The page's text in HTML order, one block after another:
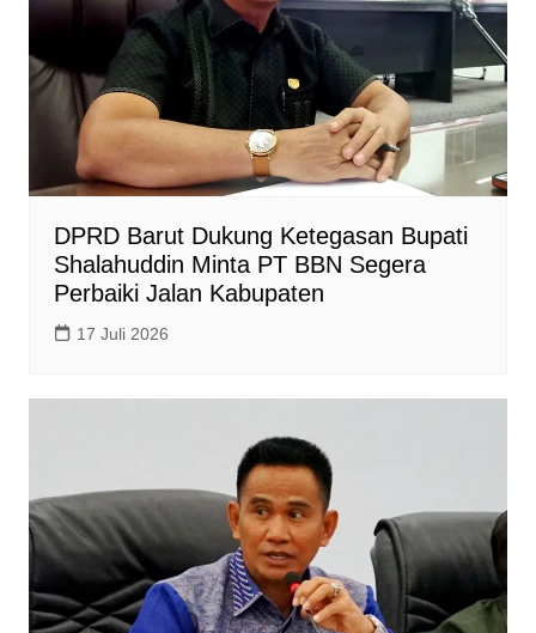
DPRD Barut Dukung Ketegasan Bupati
Shalahuddin Minta PT BBN Segera
Perbaiki Jalan Kabupaten
17 Juli 2026